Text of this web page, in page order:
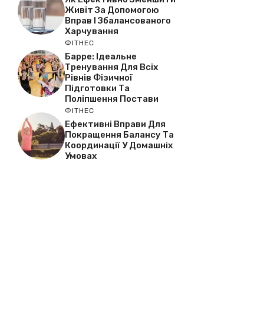
Живіт За Допомогою
Вправ І Збалансованого
Харчування
ФІТНЕС
Барре: Ідеальне
Тренування Для Всіх
Рівнів Фізичної
Підготовки Та
Поліпшення Постави
ФІТНЕС
Ефективні Вправи Для
Покращення Балансу Та
Координації У Домашніх
Умовах